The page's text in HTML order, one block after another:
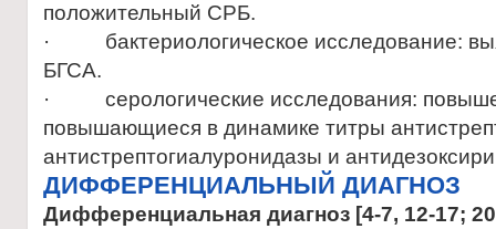
положительный СРБ.
· бактериологическое исследование:
БГСА.
· серологические исследования:
повышающиеся в динамике титры
антистрептогиалуронидазы и
ДИФФЕРЕНЦИАЛЬНЫЙ ДИАГНОЗ
Дифференциальная диагноз [4-7, 12-17;